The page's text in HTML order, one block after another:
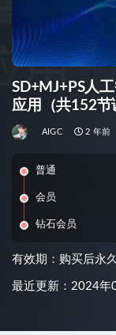
SD+MJ+PS人
应用（共152节
AIGC 2 年前
普通
会员
钻石会员
有效期：购买后永
最近更新：2024年